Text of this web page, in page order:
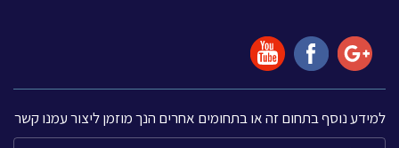
למידע נוסף בתחום זה או בתחומים אחרים הנך מוזמן ליצור עמנו קשר